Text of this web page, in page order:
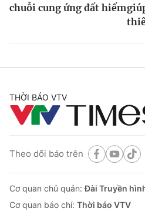
chuỗi cung ứng đất hiếm
THỜI BÁO VTV
Theo dõi báo trên
Cơ quan chủ quản:Đài Truyền
Cơ quan báo chí: Thời báo VTV